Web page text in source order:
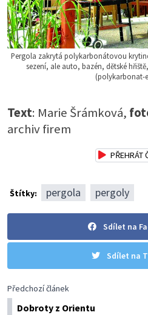
Pergola zakrytá polykarbonátovou
sezení, ale auto, bazén, dětské
(polykarbonat-
Text: Marie Šrámková,
archiv firem
PŘEHRÁT
Štítky: pergola pergoly
Sdílet na
Sdílet na
Předchozí článek
Dobroty z Orientu